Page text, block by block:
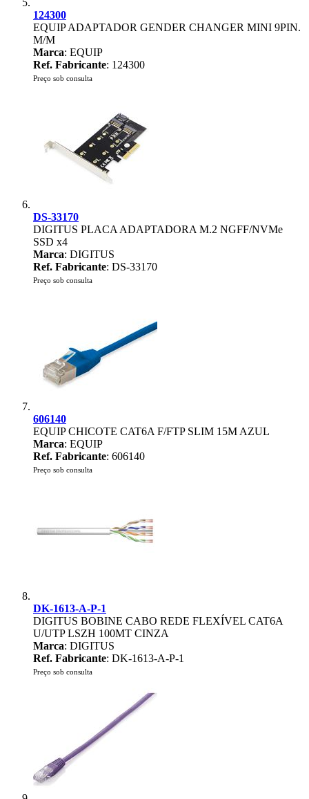
124300
EQUIP ADAPTADOR GENDER CHANGER MINI 9PIN.
M/M
Marca: EQUIP
Ref. Fabricante: 124300
Preço sob consulta
DS-33170
DIGITUS PLACA ADAPTADORA M.2 NGFF/NVMe
SSD x4
Marca: DIGITUS
Ref. Fabricante: DS-33170
Preço sob consulta
606140
EQUIP CHICOTE CAT6A F/FTP SLIM 15M AZUL
Marca: EQUIP
Ref. Fabricante: 606140
Preço sob consulta
DK-1613-A-P-1
DIGITUS BOBINE CABO REDE FLEXÍVEL CAT6A
U/UTP LSZH 100MT CINZA
Marca: DIGITUS
Ref. Fabricante: DK-1613-A-P-1
Preço sob consulta